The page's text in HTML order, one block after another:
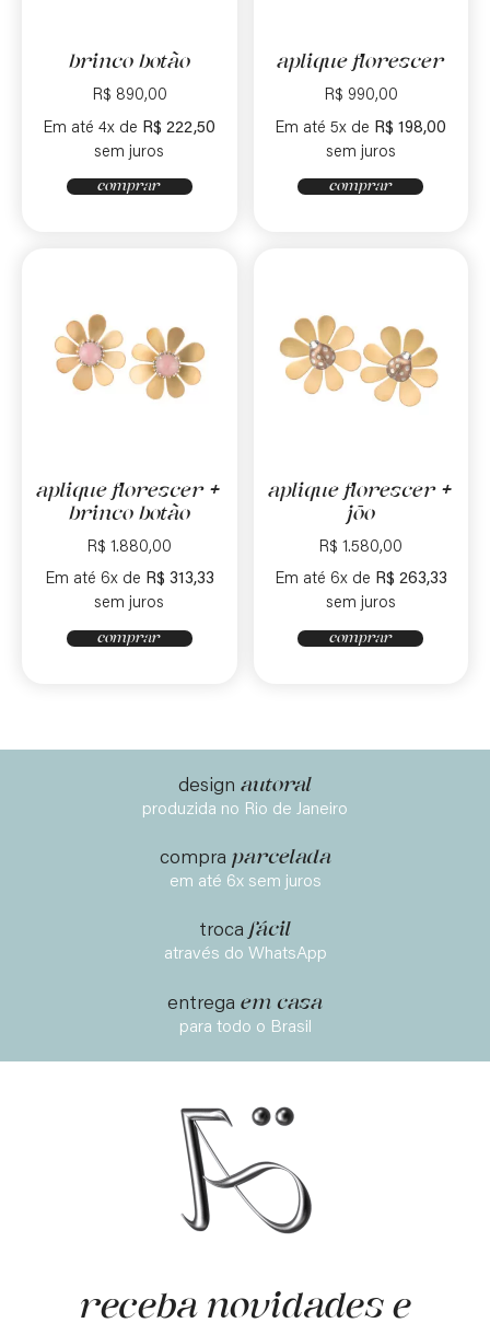
brinco botão
R$ 890,00
Em até 4x de R$ 222,50
sem juros
comprar
aplique florescer
R$ 990,00
Em até 5x de R$ 198,00
sem juros
comprar
aplique florescer +
brinco botão
R$ 1.880,00
Em até 6x de R$ 313,33
sem juros
comprar
aplique florescer +
jōo
R$ 1.580,00
Em até 6x de R$ 263,33
sem juros
comprar
design autoral
produzida no Rio de Janeiro
compra parcelada
em até 6x sem juros
troca fácil
através do WhatsApp
entrega em casa
para todo o Brasil
receba novidades e